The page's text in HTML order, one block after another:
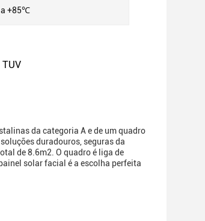
+85℃
da categoria A e de um quadro
duradouros, seguras da
de 8.6m2. O quadro é liga de
solar facial é a escolha perfeita